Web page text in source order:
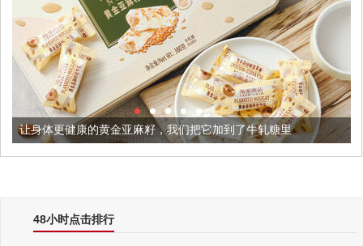
的黄金亚麻籽，我们把它加到了牛轧糖里 被列入佛家七
48小时点击排行